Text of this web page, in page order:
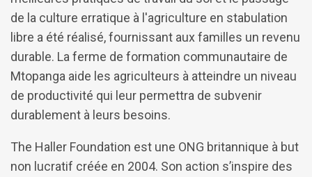
de la culture erratique à l'agriculture en stabulation
libre a été réalisé, fournissant aux familles un revenu
durable. La ferme de formation communautaire de
Mtopanga aide les agriculteurs à atteindre un niveau
de productivité qui leur permettra de subvenir
durablement à leurs besoins.
The Haller Foundation est une ONG britannique à but
non lucratif créée en 2004. Son action s’inspire des